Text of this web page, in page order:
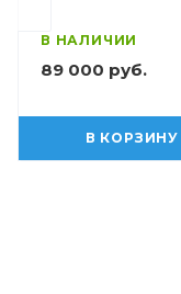
В НАЛИЧИИ
89 000 руб.
В КОРЗИНУ